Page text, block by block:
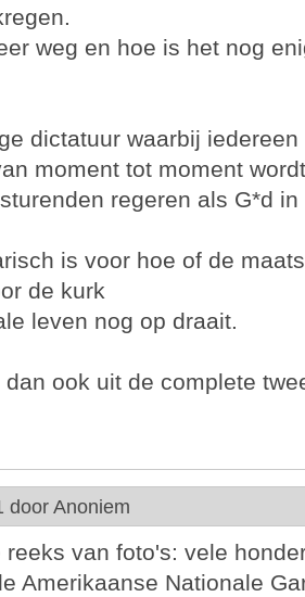
weg en hoe is het nog
dictatuur waarbij
moment tot moment
regeren als G*d
is voor hoe of de
de kurk
leven nog op draait.
dan ook uit de complete
door Anoniem
van foto's: vele
Amerikaanse Nationale